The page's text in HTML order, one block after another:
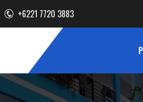
+6221 7720 3883